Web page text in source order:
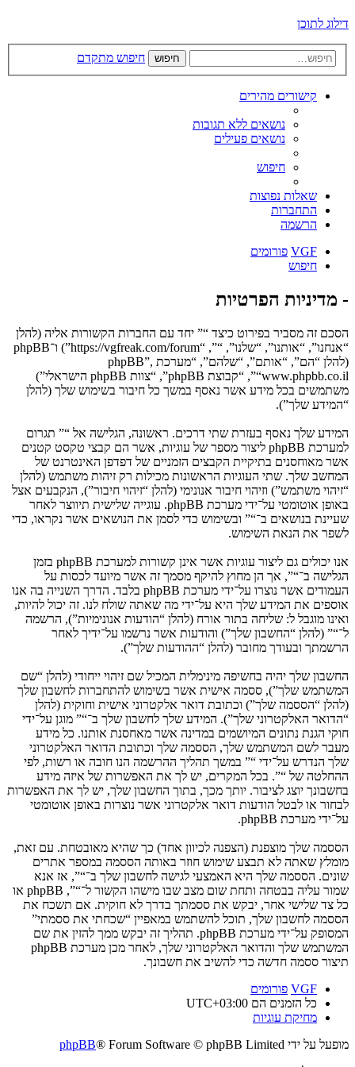
דילוג לתוכן
חיפוש חיפוש מתקדם
קישורים מהירים
נושאים ללא תגובות
נושאים פעילים
חיפוש
שאלות נפוצות
התחברות
הרשמה
VGF פורומים
חיפוש
- מדיניות הפרטיות
הסכם זה מסביר בפירוט כיצד “” יחד עם החברות הקשורות אליה (להלן
“אנחנו”, “אותנו”, “שלנו”, “”, “https://vgfreak.com/forum”) ו־phpBB
(להלן “הם”, “אותם”, “שלהם”, “מערכת phpBB”,
“www.phpbb.co.il”, “קבוצת phpBB”, “צוות phpBB הישראלי”)
משתמשים בכל מידע אשר נאסף במשך כל חיבור בשימוש שלך (להלן
“המידע שלך”).
המידע שלך נאסף בעזרת שתי דרכים. ראשונה, הגלישה אל “” תגרום
למערכת phpBB ליצור מספר של עוגיות, אשר הם קבצי טקסט קטנים
אשר מאוחסנים בתיקיית הקבצים הזמניים של דפדפן האינטרנט של
המחשב שלך. שתי העוגיות הראשונות מכילות רק זיהות משתמש (להלן
“זיהוי משתמש”) וזיהוי חיבור אנונימי (להלן “זיהוי חיבור”), הנקבעים אצל
באופן אוטומטי על־ידי מערכת phpBB. עוגייה שלישית תיווצר לאחר
שעיינת בנושאים ב־“” ובשימוש כדי לסמן את הנושאים אשר נקראו, כדי
לשפר את הנאת השימוש.
אנו יכולים גם ליצור עוגיות אשר אינן קשורות למערכת phpBB בזמן
הגלישה ב־“”, אך הן מחוץ להיקף מסמך זה אשר מיועד לכסות על
העמודים אשר נוצרו על־ידי מערכת phpBB בלבד. הדרך השנייה בה אנו
אוספים את המידע שלך היא על־ידי מה שאתה שולח לנו. זה יכול להיות,
ואינו מוגבל ל: שליחה בתור אורח (להלן “הודעות אנונימיות”), הרשמה
ל־“” (להלן “החשבון שלך”) והודעות אשר נרשמו על־ידיך לאחר
הרשמתך ובעודך מחובר (להלן “ההודעות שלך”).
החשבון שלך יהיה בחשיפה מינימלית המכיל שם זיהוי ייחודי (להלן “שם
המשתמש שלך”), ססמה אישית אשר בשימוש להתחברות לחשבון שלך
(להלן “הססמה שלך”) וכתובת דואר אלקטרוני אישית וחוקית (להלן
“הדואר האלקטרוני שלך”). המידע שלך לחשבון שלך ב־“” מוגן על־ידי
חוקי הגנת נתונים המיושמים במדינה אשר מאחסנת אותנו. כל מידע
מעבר לשם המשתמש שלך, הססמה שלך וכתובת הדואר האלקטרוני
שלך הנדרש על־ידי “” במשך תהליך ההרשמה הנו חובה או רשות, לפי
ההחלטה של “”. בכל המקרים, יש לך את האפשרות של איזה מידע
בחשבונך יוצג לציבור. יותך מכך, בתוך החשבון שלך, יש לך את האפשרות
לבחור או לבטל הודעות דואר אלקטרוני אשר נוצרות באופן אוטומטי
על־ידי מערכת phpBB.
הססמה שלך מוצפנת (הצפנה לכיוון אחד) כך שהיא מאובטחת. עם זאת,
מומלץ שאתה לא תבצע שימוש חוזר באותה הססמה במספר אתרים
שונים. הססמה שלך היא האמצעי לגישה לחשבון שלך ב־“”, אז אנא
שמור עליה בבטחה ותחת שום מצב שבו מישהו הקשור ל־“”, phpBB או
כל צד שלישי אחר, יבקש את ססמתך בדרך לא חוקית. אם תשכח את
הססמה לחשבון שלך, תוכל להשתמש במאפיין “שכחתי את ססמתי”
המסופק על־ידי מערכת phpBB. תהליך זה יבקש ממך להזין את שם
המשתמש שלך והדואר האלקטרוני שלך, לאחר מכן מערכת phpBB
תיצור ססמה חדשה כדי להשיב את חשבונך.
VGF פורומים
כל הזמנים הם UTC+03:00
מחיקת עוגיות
מופעל על ידי
phpBB® Forum Software © phpBB Limited